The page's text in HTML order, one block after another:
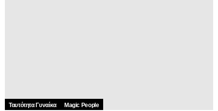
Ταυτότητα Γυναίκα Magic People